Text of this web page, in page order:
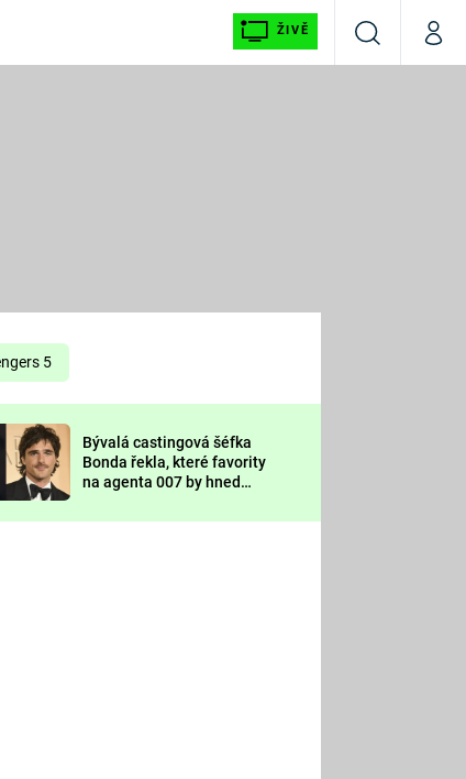
ŽIVĚ
VyhledáváníMůj
Prima LAJK
Sledujte nás
5
Bývalá castingová šéfka
Bonda řekla, které favority
na agenta 007 by hned